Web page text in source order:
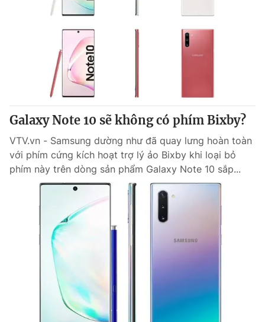
Galaxy Note 10 sẽ không có phím Bixby?
VTV.vn - Samsung dường như đã quay lưng hoàn toàn
với phím cứng kích hoạt trợ lý ảo Bixby khi loại bỏ
phím này trên dòng sản phẩm Galaxy Note 10 sắp...